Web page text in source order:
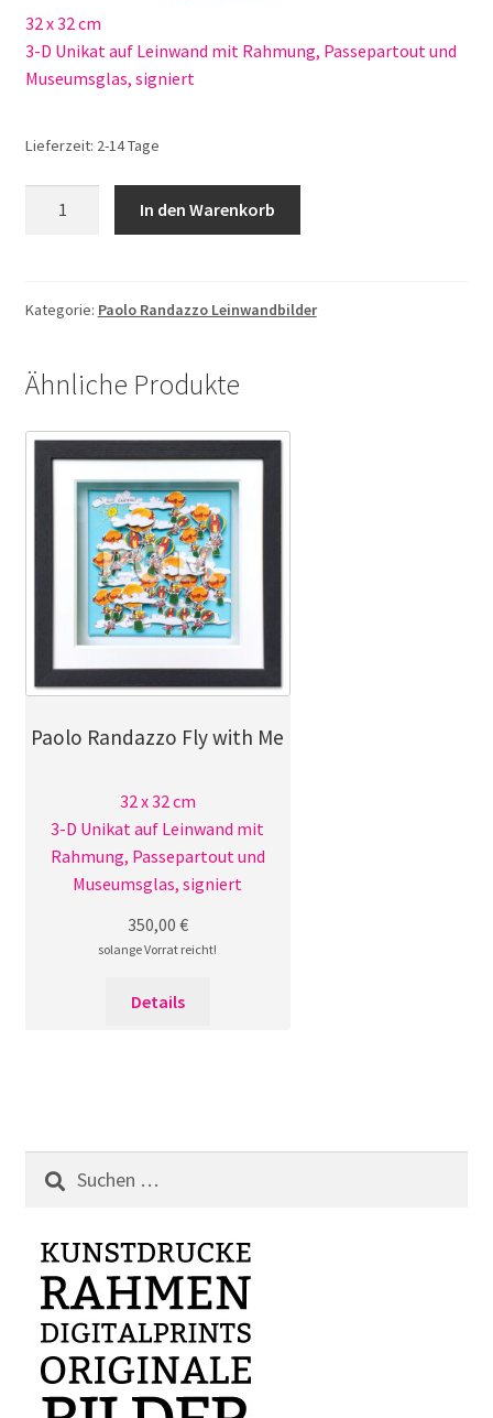
32 x 32 cm
3-D Unikat auf Leinwand mit Rahmung, Passepartout und
Museumsglas, signiert
Lieferzeit: 2-14 Tage
Me
In den Warenkorb
Kategorie: Paolo Randazzo Leinwandbilder
Ähnliche Produkte
Paolo Randazzo Fly with Me
32 x 32 cm
3-D Unikat auf Leinwand mit
Rahmung, Passepartout und
Museumsglas, signiert
350,00 €
solange Vorrat reicht!
Details
Suchen
nach: